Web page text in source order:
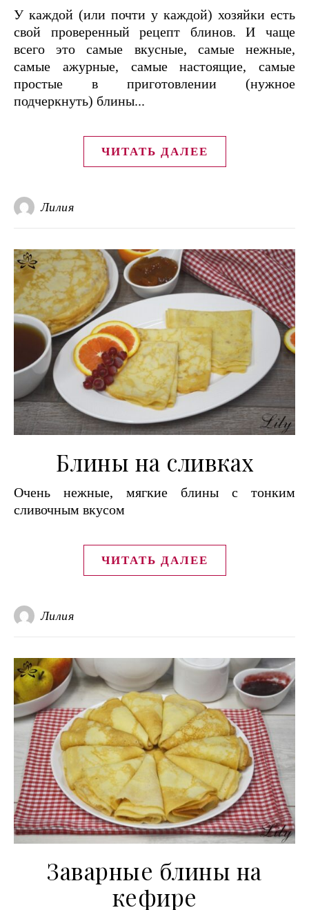
У каждой (или почти у каждой) хозяйки есть
свой проверенный рецепт блинов. И чаще
всего это самые вкусные, самые нежные,
самые ажурные, самые настоящие, самые
простые в приготовлении (нужное
подчеркнуть) блины...
ЧИТАТЬ ДАЛЕЕ
Лилия
Блины на сливках
Очень нежные, мягкие блины с тонким
сливочным вкусом
ЧИТАТЬ ДАЛЕЕ
Лилия
Заварные блины на
кефире